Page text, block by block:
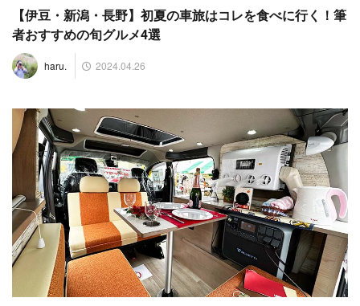
【伊豆・新潟・長野】初夏の車旅はコレを食べに行く！筆
者おすすめの旬グルメ4選
haru. 2024.04.26